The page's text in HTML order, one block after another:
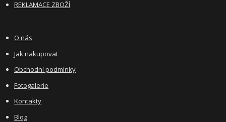
REKLAMACE ZBOŽÍ
O nás
Jak nakupovat
Obchodní podmínky
Fotogalerie
Kontakty
Blog